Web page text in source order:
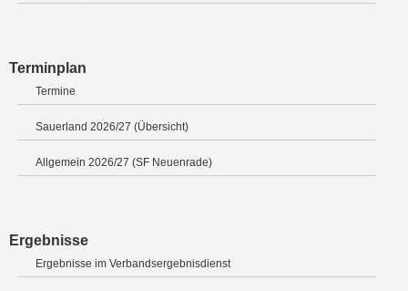
Terminplan
Termine
Sauerland 2026/27 (Übersicht)
Allgemein 2026/27 (SF Neuenrade)
Ergebnisse
Ergebnisse im Verbandsergebnisdienst